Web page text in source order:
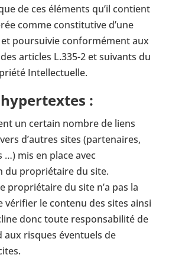
de ces éléments qu’il contient
comme constitutive d’une
poursuivie conformément aux
articles L.335-2 et suivants du
Intellectuelle.
:
un certain nombre de liens
d’autres sites (partenaires,
mis en place avec
du propriétaire du site.
propriétaire du site n’a pas la
vérifier le contenu des sites ainsi
donc toute responsabilité de
aux risques éventuels de